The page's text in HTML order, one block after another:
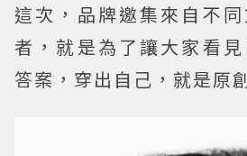
這次，品牌邀集來自不
者，就是為了讓大家看
答案，穿出自己，就是原